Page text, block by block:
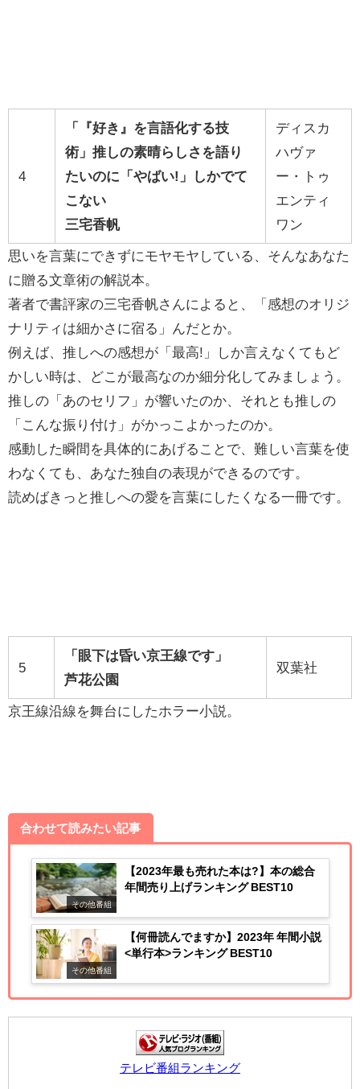
4
「『好き』を言語化する技
術」推しの素晴らしさを語り
たいのに「やばい!」しかでて
こない
三宅香帆
ディスカ
ハヴァ
ー・トゥ
エンティ
ワン
思いを言葉にできずにモヤモヤしている、そんなあなた
に贈る文章術の解説本。
著者で書評家の三宅香帆さんによると、「感想のオリジ
ナリティは細かさに宿る」んだとか。
例えば、推しへの感想が「最高!」しか言えなくてもど
かしい時は、どこが最高なのか細分化してみましょう。
推しの「あのセリフ」が響いたのか、それとも推しの
「こんな振り付け」がかっこよかったのか。
感動した瞬間を具体的にあげることで、難しい言葉を使
わなくても、あなた独自の表現ができるのです。
読めばきっと推しへの愛を言葉にしたくなる一冊です。
5
「眼下は昏い京王線です」
芦花公園
双葉社
京王線沿線を舞台にしたホラー小説。
合わせて読みたい記事
その他番組
【2023年最も売れた本は?】本の総合
年間売り上げランキング BEST10
その他番組
【何冊読んでますか】2023年 年間小説
<単行本>ランキング BEST10
テレビ番組ランキング